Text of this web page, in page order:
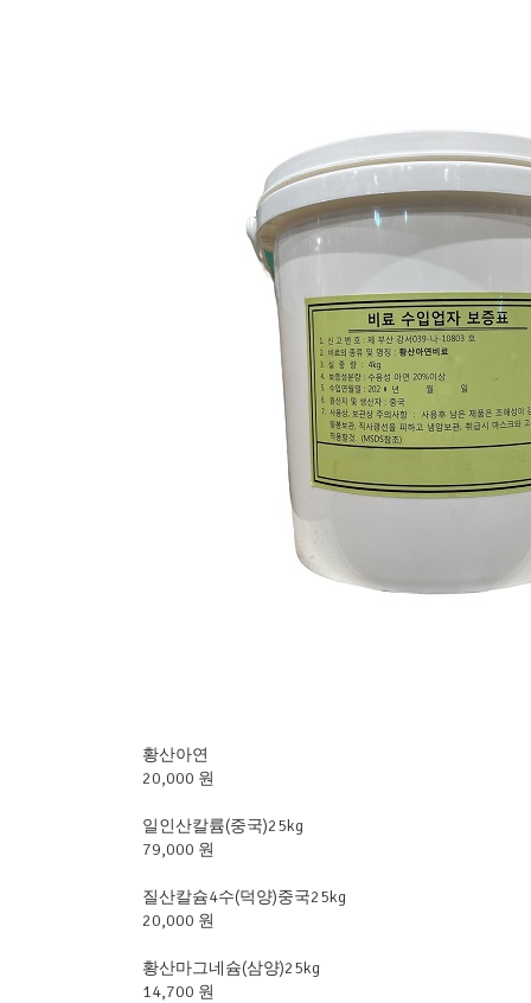
황산아연
20,000 원
일인산칼륨(중국)25kg
79,000 원
질산칼슘4수(덕양)중국25kg
20,000 원
황산마그네슘(삼양)25kg
14,700 원